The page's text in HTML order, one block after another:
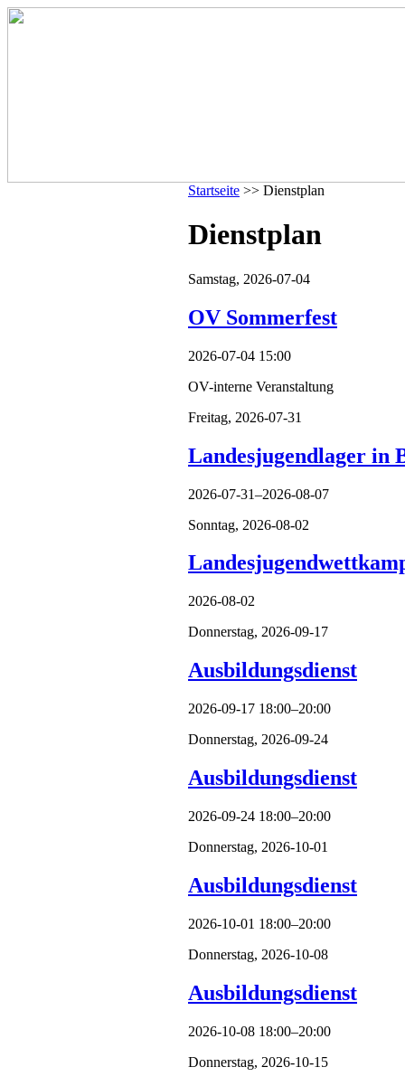
Startseite >> Dienstplan
Dienstplan
Samstag, 2026-07-04
OV Sommerfest
2026-07-04 15:00
OV-interne Veranstaltung
Freitag, 2026-07-31
Landesjugendlager in
2026-07-31–2026-08-07
Sonntag, 2026-08-02
2026-08-02
Donnerstag, 2026-09-17
Ausbildungsdienst
2026-09-17 18:00–20:00
Donnerstag, 2026-09-24
Ausbildungsdienst
2026-09-24 18:00–20:00
Donnerstag, 2026-10-01
Ausbildungsdienst
2026-10-01 18:00–20:00
Donnerstag, 2026-10-08
Ausbildungsdienst
2026-10-08 18:00–20:00
Donnerstag, 2026-10-15